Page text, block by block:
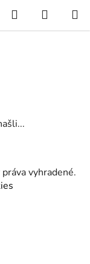
Hľadať
KOŠÍK
vyhradené.